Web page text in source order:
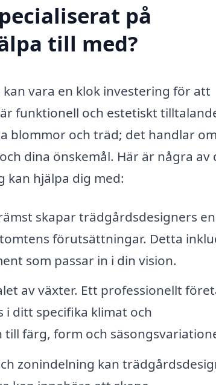
på
till med?
vara en klok investering för att
funktionell och estetiskt
blommor och träd; det handlar
dina önskemål. Här är några av
kan hjälpa dig med:
skapar trädgårdsdesigners en
förutsättningar. Detta
som passar in i din vision.
av växter. Ett professionellt
ditt specifika klimat och
färg, form och
zonindelning kan